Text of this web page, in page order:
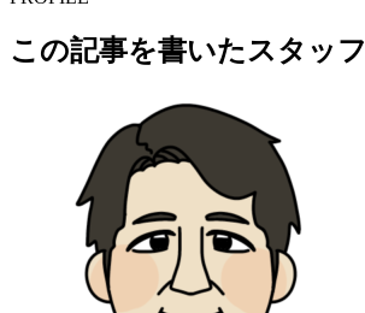
この記事を書いたスタッフ